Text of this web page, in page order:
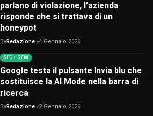
parlano di violazione, l’azienda
risponde che si trattava di un
honeypot
ByRedazione 4 Gennaio 2026
SEO / SEM
Google testa il pulsante Invia blu che
sostituisce la AI Mode nella barra di
ricerca
ByRedazione 2 Gennaio 2026